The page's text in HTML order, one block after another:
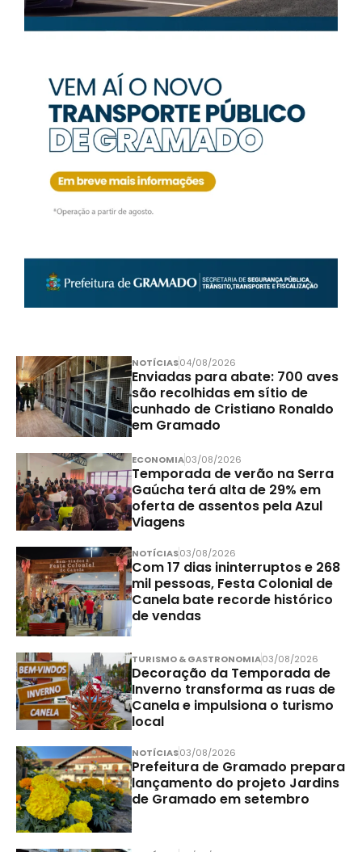
NOTÍCIAS04/08/2026
Enviadas para abate: 700 aves
são recolhidas em sítio de
cunhado de Cristiano Ronaldo
em Gramado
ECONOMIA03/08/2026
Temporada de verão na Serra
Gaúcha terá alta de 29% em
oferta de assentos pela Azul
Viagens
NOTÍCIAS03/08/2026
Com 17 dias ininterruptos e 268
mil pessoas, Festa Colonial de
Canela bate recorde histórico
de vendas
TURISMO & GASTRONOMIA03/08/2026
Decoração da Temporada de
Inverno transforma as ruas de
Canela e impulsiona o turismo
local
NOTÍCIAS03/08/2026
Prefeitura de Gramado prepara
lançamento do projeto Jardins
de Gramado em setembro